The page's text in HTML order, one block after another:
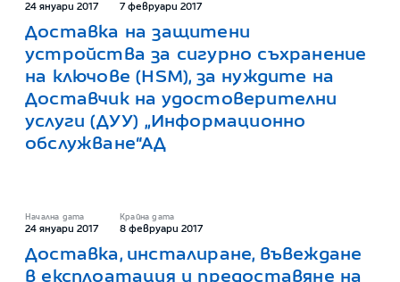
24 януари 2017 7 февруари 2017
Доставка на защитени
устройства за сигурно съхранение
на ключове (HSM), за нуждите на
Доставчик на удостоверителни
услуги (ДУУ) „Информационно
обслужване“АД
Начална дата
24 януари 2017
Крайна дата
8 февруари 2017
Доставка, инсталиране, въвеждане
в експлоатация и предоставяне на